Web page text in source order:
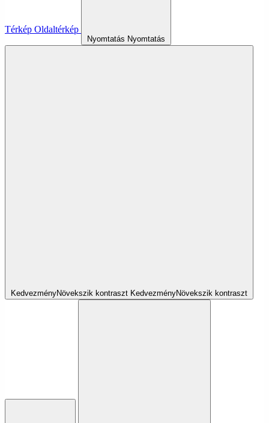
Térkép Oldaltérkép
Nyomtatás Nyomtatás
KedvezményNövekszik kontraszt KedvezményNövekszik kontraszt